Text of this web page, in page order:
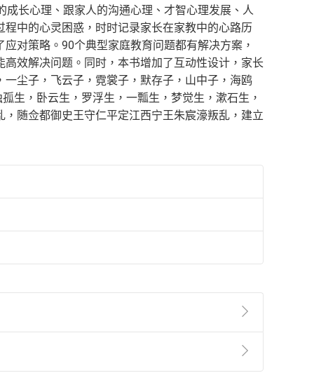
长心理、跟家人的沟通心理、才智心理发展、人
中的心灵困惑，时时记录家长在家教中的心路历
对策略。90个典型家庭教育问题都有解决方案，
效解决问题。同时，本书增加了互动性设计，家长
尘子，飞云子，霓裳子，默存子，山中子，海鸥
生，卧云生，罗浮生，一瓢生，梦觉生，漱石生，
随佥都御史王守仁平定江西宁王朱宸濠叛乱，建立
第2條第5款之規定，「非以有形媒介提供之數位